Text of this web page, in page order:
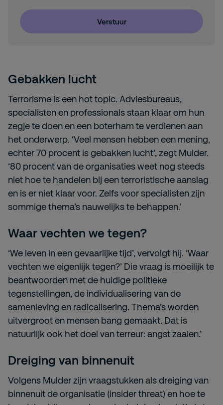
Gebakken lucht
Terrorisme is een hot topic. Adviesbureaus,
specialisten en professionals staan klaar om hun
zegje te doen en een boterham te verdienen aan
het onderwerp. ‘Veel mensen hebben een mening,
echter 70 procent is gebakken lucht’, zegt Mulder.
‘80 procent van de organisaties weet nog steeds
niet hoe te handelen bij een terroristische aanslag
en is er niet klaar voor. Zelfs voor specialisten zijn
sommige thema’s nauwelijks te behappen.’
Waar vechten we tegen?
‘We leven in een gevaarlijke tijd’, vervolgt hij. ‘Waar
vechten we eigenlijk tegen?’ Die vraag is moeilijk te
beantwoorden met de huidige politieke
tegenstellingen, de individualisering van de
samenleving en radicalisering. Thema’s worden
uitvergroot en mensen bang gemaakt. Dat is
natuurlijk ook het doel van terreur: angst zaaien.’
Dreiging van binnenuit
Volgens Mulder zijn vraagstukken als dreiging van
binnenuit de organisatie (insider threat) en hoe te
Verstuur